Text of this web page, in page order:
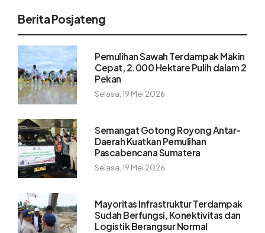
Berita Posjateng
Pemulihan Sawah Terdampak Makin
Cepat, 2.000 Hektare Pulih dalam 2
Pekan
Selasa, 19 Mei 2026
Semangat Gotong Royong Antar-
Daerah Kuatkan Pemulihan
Pascabencana Sumatera
Selasa, 19 Mei 2026
Mayoritas Infrastruktur Terdampak
Sudah Berfungsi, Konektivitas dan
Logistik Berangsur Normal